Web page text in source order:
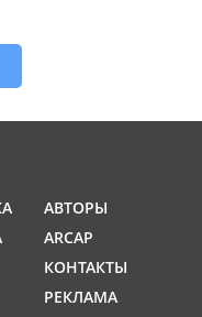
АВТОРЫ
ARCAP
КОНТАКТЫ
РЕКЛАМА